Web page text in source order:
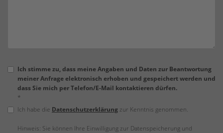
Ich stimme zu, dass meine Angaben und Daten zur Beantwortung
meiner Anfrage elektronisch erhoben und gespeichert werden und
dass Sie mich per Telefon/E-Mail kontaktieren dürfen.
*
Ich habe die Datenschutzerklärung zur Kenntnis genommen.
Hinweis: Sie können Ihre Einwilligung zur Datenspeicherung und